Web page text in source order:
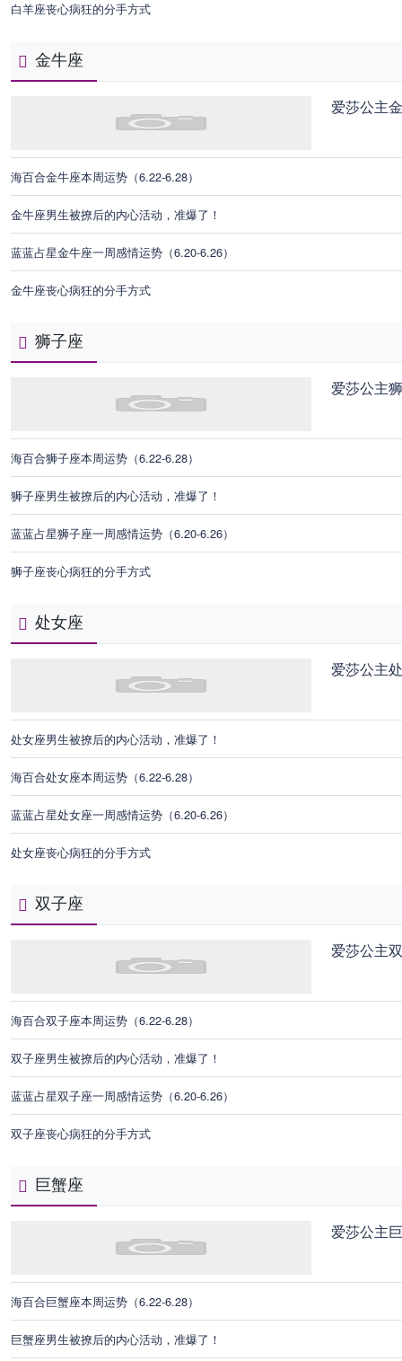
白羊座丧心病狂的分手方式
金牛座
爱莎公主
海百合金牛座本周运势（6.22-6.28）
金牛座男生被撩后的内心活动，准爆了！
蓝蓝占星金牛座一周感情运势（6.20-6.26）
金牛座丧心病狂的分手方式
狮子座
爱莎公主
海百合狮子座本周运势（6.22-6.28）
狮子座男生被撩后的内心活动，准爆了！
蓝蓝占星狮子座一周感情运势（6.20-6.26）
狮子座丧心病狂的分手方式
处女座
爱莎公主
处女座男生被撩后的内心活动，准爆了！
海百合处女座本周运势（6.22-6.28）
蓝蓝占星处女座一周感情运势（6.20-6.26）
处女座丧心病狂的分手方式
双子座
爱莎公主
海百合双子座本周运势（6.22-6.28）
双子座男生被撩后的内心活动，准爆了！
蓝蓝占星双子座一周感情运势（6.20-6.26）
双子座丧心病狂的分手方式
巨蟹座
爱莎公主
海百合巨蟹座本周运势（6.22-6.28）
巨蟹座男生被撩后的内心活动，准爆了！